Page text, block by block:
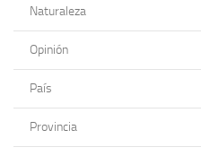
Naturaleza
Opinión
País
Provincia